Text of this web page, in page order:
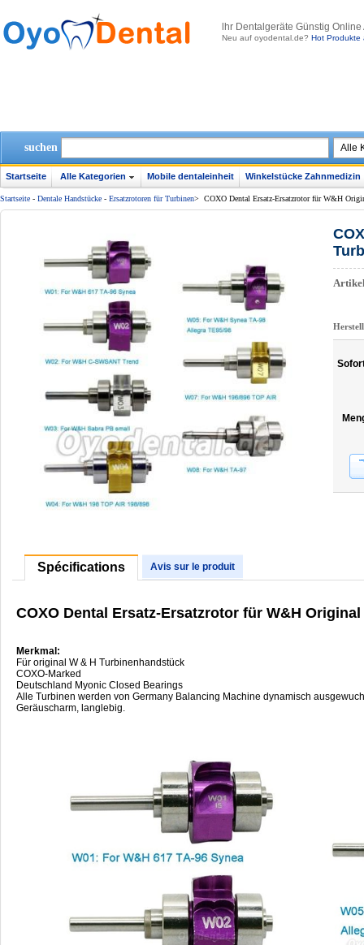
lhr Dentalgeräte Günstig
Neu auf oyodental.de? Hot Produkte
suchen
Startseite Alle Kategorien Mobile dentaleinheit Winkelstücke Zahnmedizin
Startseite - Dentale Handstücke - Ersatzrotoren für Turbinen> COXO Dental Ersatz-Ersatzrotor für W&H
Spécifications Avis sur le produit
COXO Dental Ersatz-Ersatzrotor für W&H
Merkmal:
Für original W & H Turbinenhandstück
COXO-Marked
Deutschland Myonic Closed Bearings
Alle Turbinen werden von Germany Balancing Machine dynamisch
Geräuscharm, langlebig.